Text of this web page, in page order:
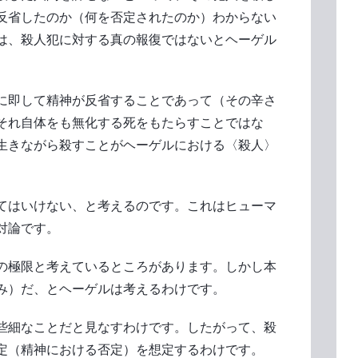
したのか（何を否定されたのか）わからない
、殺人犯に対する真の報復ではないとヘーゲル
して精神が反省することであって（その辛さ
自体をも無化する死をもたらすことではな
ながら殺すことがヘーゲルにおける〈殺人〉
いけない、と考えるのです。これはヒューマ
です。
限と考えているところがあります。しかし本
だ、とヘーゲルは考えるわけです。
なことだと見なすわけです。したがって、殺
精神における否定）を想定するわけです。